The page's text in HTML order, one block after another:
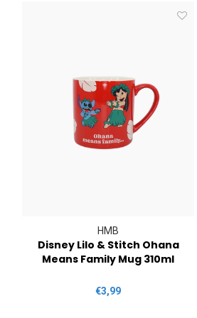
HMB
Disney Lilo & Stitch Ohana
Means Family Mug 310ml
€3,99